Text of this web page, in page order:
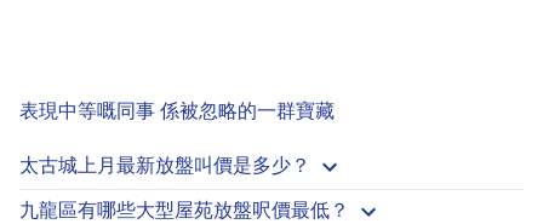
表現中等嘅同事 係被忽略的一群寶藏
太古城上月最新放盤叫價是多少？
九龍區有哪些大型屋苑放盤呎價最低？